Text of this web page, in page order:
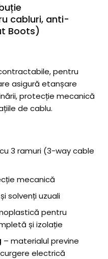
cabluri, anti-
Boots)
pentru
asigură etanșare
protecție mecanică
de cablu.
3 ramuri (3-way cable
mecanică
solvenți uzuali
pentru
și izolație
– materialul previne
electrică